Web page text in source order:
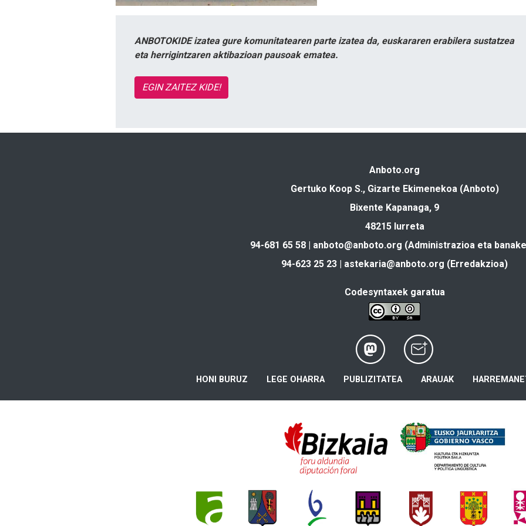
ANBOTOKIDE izatea gure komunitatearen parte izatea da, euskararen erabilera sustatzea
eta herrigintzaren aktibazioan pausoak ematea.
EGIN ZAITEZ KIDE!
Anboto.org
Gertuko Koop S., Gizarte Ekimenekoa (Anboto)
Bixente Kapanaga, 9
48215 Iurreta
94-681 65 58 | anboto@anboto.org (Administrazioa eta
94-623 25 23 | astekaria@anboto.org (Erredakzioa)
Codesyntaxek garatua
HONI BURUZ LEGE OHARRA PUBLIZITATEA ARAUAK